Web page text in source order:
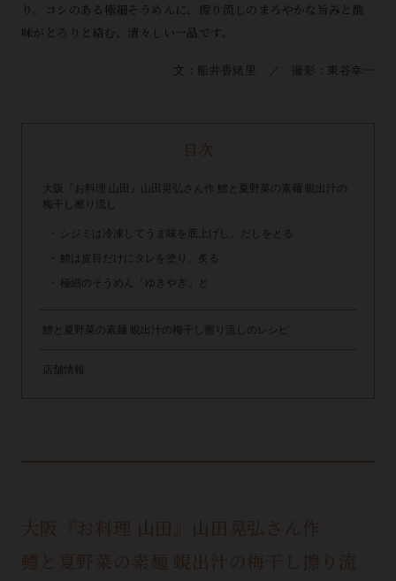
り。コシのある極細そうめんに、擦り流しのまろやかな旨みと酸
味がとろりと絡む、清々しい一品です。
文：船井香緒里 ／ 撮影：東谷幸一
目次
大阪『お料理 山田』山田晃弘さん作 鱧と夏野菜の素麺 蜆出汁の
梅干し擦り流し
シジミは冷凍してうま味を底上げし、だしをとる
鱧は皮目だけにタレを塗り、炙る
極細のそうめん「ゆきやぎ」と
鱧と夏野菜の素麺 蜆出汁の梅干し擦り流しのレシピ
店舗情報
大阪『お料理 山田』山田晃弘さん作
鱧と夏野菜の素麺 蜆出汁の梅干し擦り流